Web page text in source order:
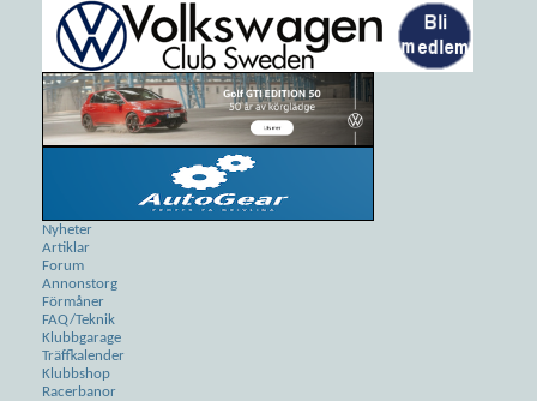
Nyheter
Artiklar
Forum
Annonstorg
Förmåner
FAQ/Teknik
Klubbgarage
Träffkalender
Klubbshop
Racerbanor